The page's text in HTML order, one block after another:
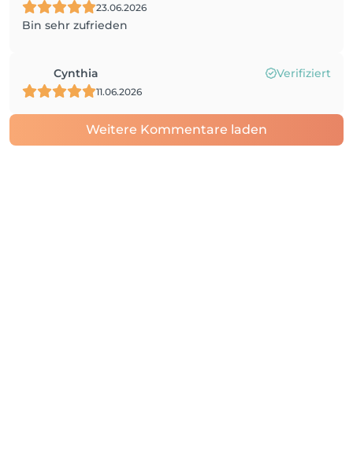
23.06.2026
Bin sehr zufrieden
Cynthia Verifiziert
11.06.2026
Weitere Kommentare laden